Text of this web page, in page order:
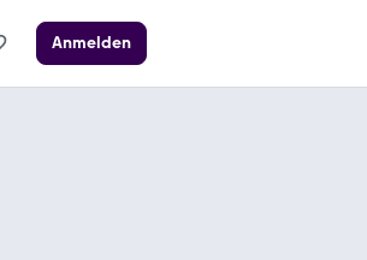
Anmelden